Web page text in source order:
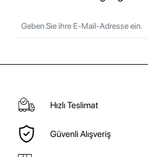
Hızlı Teslimat
Güvenli Alışveriş